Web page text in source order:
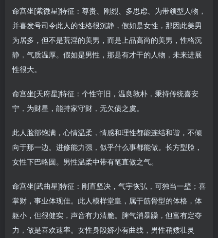
命宫坐[紫微星]特征：尊贵、刚烈、多思虑、为带领型人物，
并喜发号司令此人的性格很沉静，假如是女性，那因此美男
为居多，但不是荒淫的美男，而是上品高尚的美男，性格沉
静，气质温厚。假如是男性，那是有才干的人物，未来进展
性很大。
命宫坐[天府星]特征：个性守旧，温良敦朴，秉持传统喜安
宁，为财星，能持家守财，无欠债之虞。
此人脸部饱满，心情温柔，情感和理性都能连结和谐，不倾
向于那一边。进修能力强，似乎什么事都能做。长方型脸，
女性下巴略圆。男性温柔中带有笔直傲之气。
命宫坐[武曲星]特征：刚直坚决，气宇恢弘，可独当一壁；喜
掌财，事业体现佳。此人模样堂皇，属于筋骨型的体格，体
躯小，但很健实，声音有力清脆。脾气消暴躁，但富有定夺
力，做是喜欢速率。女性身段娇小有曲线，男性稍矮壮灵